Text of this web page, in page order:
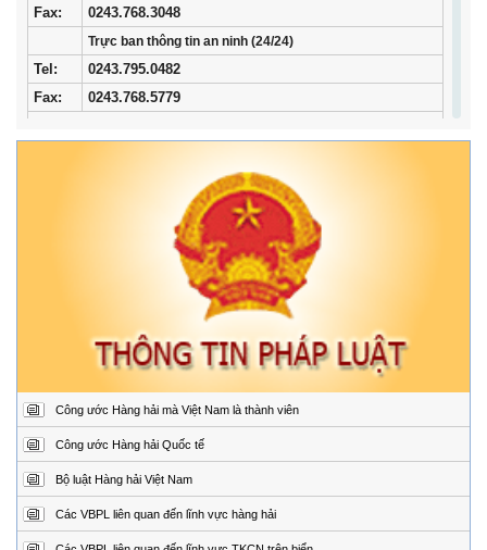
Fax:
0243.768.3048
Trực ban thông tin an ninh (24/24)
Tel:
0243.795.0482
Fax:
0243.768.5779
02253.759.508 (24/24h)
02253.759.507
Trung tâm Phối hợp tìm kiếm, cứu nạn hàng hải khu vực II
Đường Hoàng Sa, Phường Sơn Trà, thành phố Đà
02363.924.957 (24/24h)
Fax:
02363.924.956
Trung tâm Phối hợp tìm kiếm, cứu nạn hàng hải khu vực III
Địa
chỉ:
1151/45 Đường 30 tháng 4, Phường Phước Thắng,
thành phố Hồ Chí Minh.
Điện
thoại:
0254.3850.950 (24/24h)
Fax:
0254.3810.353
Công ước Hàng hải mà Việt Nam là thành viên
Công ước Hàng hải Quốc tế
Bộ luật Hàng hải Việt Nam
Các VBPL liên quan đến lĩnh vực hàng hải